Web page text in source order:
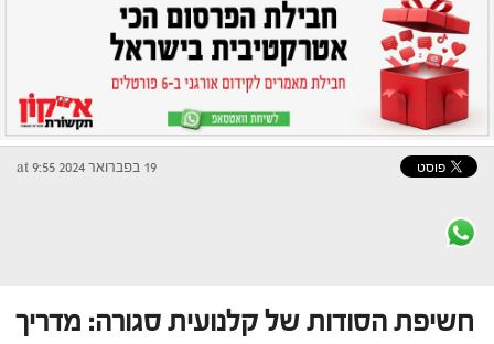
19 בפברואר 2024 at 9:55
חשיפת הסודות של קלנועית סגורה: מדריך